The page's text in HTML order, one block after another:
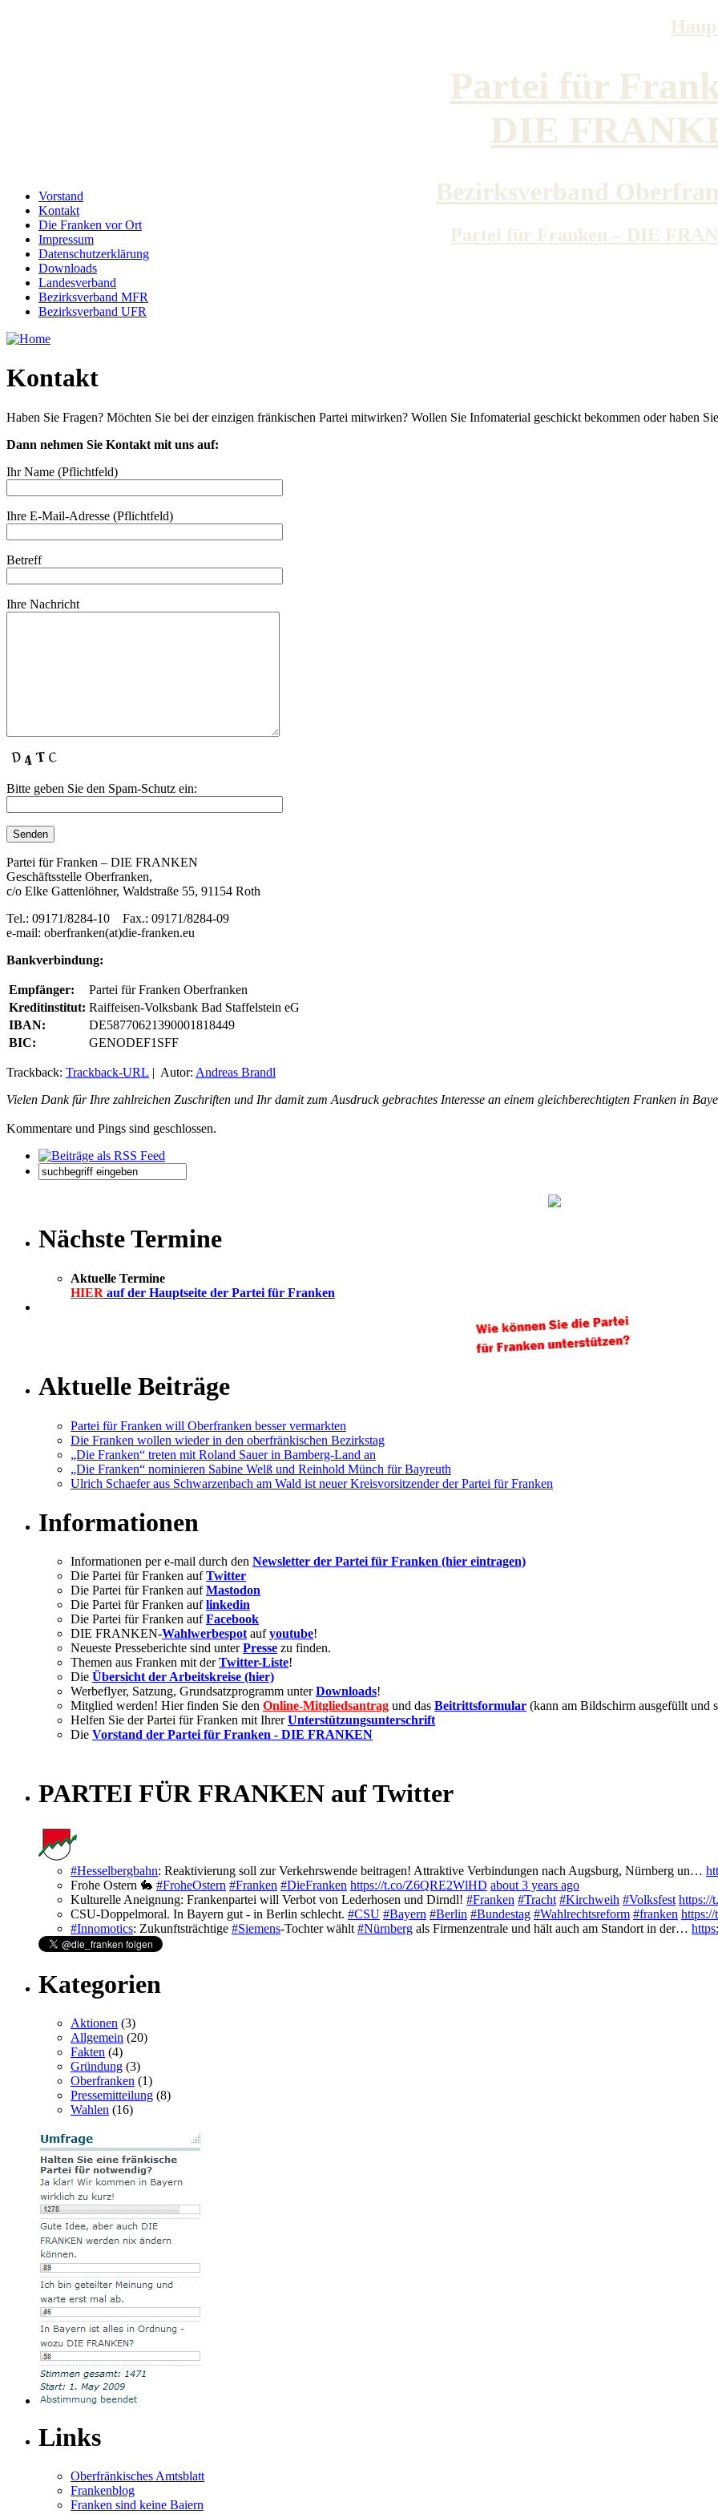
Partei für
DIE
Bezirksverband
Partei für Franken – DIE
Vorstand
Kontakt
Die Franken vor Ort
Impressum
Datenschutzerklärung
Downloads
Landesverband
Bezirksverband MFR
Bezirksverband UFR
Kontakt
Haben Sie Fragen? Möchten Sie bei der einzigen fränkischen Partei mitwirken? Wollen Sie Infomaterial geschickt bekommen oder haben
Dann nehmen Sie Kontakt mit uns auf:
Ihr Name (Pflichtfeld)
Ihre E-Mail-Adresse (Pflichtfeld)
Betreff
Ihre Nachricht
Bitte geben Sie den Spam-Schutz ein:
Partei für Franken – DIE FRANKEN
Geschäftsstelle Oberfranken,
c/o Elke Gattenlöhner, Waldstraße 55, 91154 Roth
Tel.: 09171/8284-10 Fax.: 09171/8284-09
e-mail: oberfranken(at)die-franken.eu
Bankverbindung:
Empfänger:
Partei für Franken Oberfranken
Kreditinstitut: Raiffeisen-Volksbank Bad Staffelstein eG
IBAN:
DE58770621390001818449
BIC:
GENODEF1SFF
Trackback: Trackback-URL | Autor: Andreas Brandl
Vielen Dank für Ihre zahlreichen Zuschriften und Ihr damit zum Ausdruck gebrachtes Interesse an einem gleichberechtigten Franken in
Kommentare und Pings sind geschlossen.
Nächste Termine
Aktuelle Termine
HIER auf der Hauptseite der Partei für Franken
Aktuelle Beiträge
Partei für Franken will Oberfranken besser vermarkten
Die Franken wollen wieder in den oberfränkischen Bezirkstag
„Die Franken“ treten mit Roland Sauer in Bamberg-Land an
„Die Franken“ nominieren Sabine Welß und Reinhold Münch für Bayreuth
Ulrich Schaefer aus Schwarzenbach am Wald ist neuer Kreisvorsitzender der Partei für Franken
Informationen
Informationen per e-mail durch den Newsletter der Partei für Franken (hier eintragen)
Die Partei für Franken aufTwitter
Die Partei für Franken aufMastodon
Die Partei für Franken auflinkedin
Die Partei für Franken aufFacebook
DIE FRANKEN-Wahlwerbespotaufyoutube!
Neueste Presseberichte sind unterPresse zu finden.
Themen aus Franken mit derTwitter-Liste!
Die Übersicht der Arbeitskreise (hier)
Werbeflyer, Satzung, Grundsatzprogramm unterDownloads!
Mitglied werden! Hier finden Sie den Online-Mitgliedsantrag und das Beitrittsformular (kann am Bildschirm ausgefüllt und
Helfen Sie der Partei für Franken mit IhrerUnterstützungsunterschrift
Die Vorstand der Partei für Franken - DIE FRANKEN
PARTEI FÜR FRANKEN auf Twitter
#Hesselbergbahn: Reaktivierung soll zur Verkehrswende beitragen! Attraktive Verbindungen nach Augsburg, Nürnberg un…
Frohe Ostern 🐇 #FroheOstern #Franken #DieFranken https://t.co/Z6QRE2WlHD about 3 years ago
Kulturelle Aneignung: Frankenpartei will Verbot von Lederhosen und Dirndl! #Franken #Tracht #Kirchweih #Volksfest https://
CSU-Doppelmoral. In Bayern gut - in Berlin schlecht. #CSU #Bayern #Berlin #Bundestag #Wahlrechtsreform #franken
#Innomotics: Zukunftsträchtige #Siemens-Tochter wählt #Nürnberg als Firmenzentrale und hält auch am Standort in der…
Kategorien
Aktionen (3)
Allgemein (20)
Fakten (4)
Gründung (3)
Oberfranken (1)
Pressemitteilung (8)
Wahlen (16)
Links
Oberfränkisches Amtsblatt
Frankenblog
Franken sind keine Baiern